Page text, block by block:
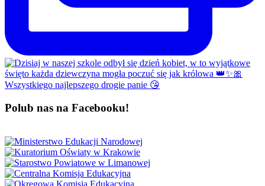
Polub nas na Facebooku!